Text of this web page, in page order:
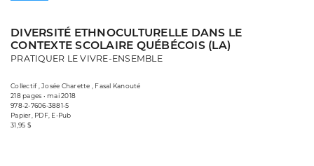
DIVERSITÉ ETHNOCULTURELLE DANS LE
CONTEXTE SCOLAIRE QUÉBÉCOIS (LA)
PRATIQUER LE VIVRE-ENSEMBLE
Collectif , Josée Charette , Fasal Kanouté
218 pages • mai 2018
978-2-7606-3881-5
Papier, PDF, E-Pub
31,95 $